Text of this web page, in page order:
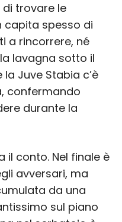
trovare le
capita spesso di
a rincorrere, né
lavagna sotto il
Juve Stabia c’è
confermando
durante la
il conto. Nel finale è
avversari, ma
da una
sul piano